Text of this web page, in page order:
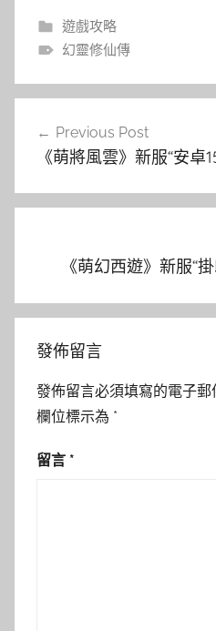
遊戲攻略
幻靈修仙傳
覽
Previous Post
《萌將風雲》新服“安卓
《萌幻西遊》新服“
發佈留言
發佈留言必須填寫的電子郵
欄位標示為 *
留言 *